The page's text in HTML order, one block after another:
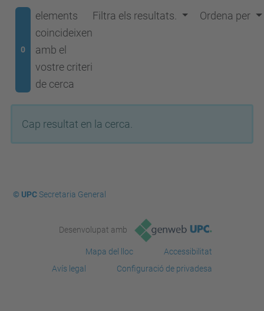
0
elements
coincideixen
amb el
vostre criteri
de cerca
Filtra els resultats. Ordena per
Cap resultat en la cerca.
© UPCSecretaria General
Desenvolupat amb
Mapa del lloc
Accessibilitat
Avís legal
Configuració de privadesa